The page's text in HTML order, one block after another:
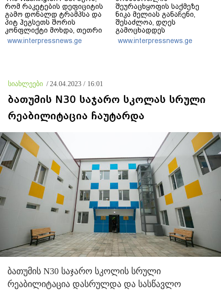
რომ რაკეტების დეფიციტის
გამო დონალდ ტრამპსა და
პიტ ჰეგსეთს შორის
კონფლიქტი მოხდა, თეთრი
სახლის პრესსპიკერმა კი
აღნიშნულ ინფორმაციას
www.interpressnews.ge
შეურაცხყოფის საქმეზე
ნიკა მელიას განაჩენი,
შესაძლოა, დღეს
გამოცხადდეს
www.interpressnews.ge
სიახლეები / 24.04.2023 / 16:01
ბათუმის N30 საჯარო სკოლას სრული
რეაბილიტაცია ჩაუტარდა
ბათუმის N30 საჯარო სკოლის სრული
რეაბილიტაცია დასრულდა და სასწავლო